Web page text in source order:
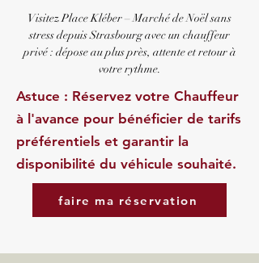
Visitez Place Kléber – Marché de Noël sans
stress depuis Strasbourg avec un chauffeur
privé : dépose au plus près, attente et retour à
votre rythme.
Astuce : Réservez votre Chauffeur
à l'avance pour bénéficier de tarifs
préférentiels et garantir la
disponibilité du véhicule souhaité.
faire ma réservation